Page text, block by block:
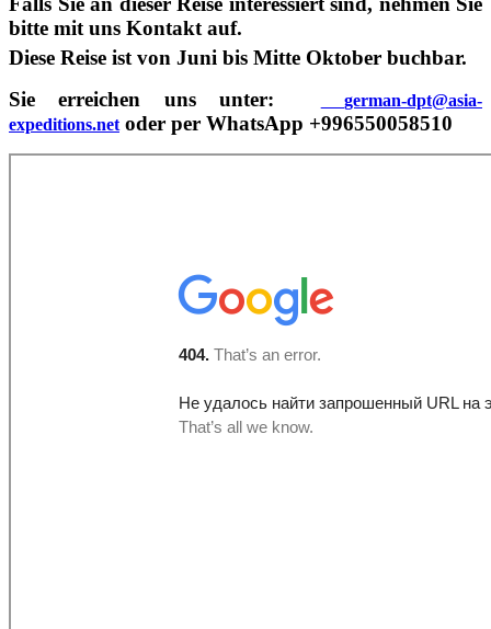
bitte mit uns Kontakt auf.
Diese Reise ist von Juni bis Mitte Oktober buchbar.
Sie erreichen uns unter:
german-dpt@asia-
expeditions.net oder per WhatsApp +996550058510